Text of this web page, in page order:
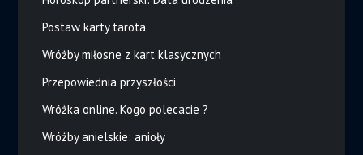
Postaw karty tarota
Wróżby miłosne z kart klasycznych
Przepowiednia przyszłości
Wróżka online. Kogo polecacie ?
Wróżby anielskie: anioły